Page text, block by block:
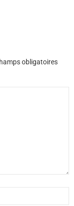
obligatoires